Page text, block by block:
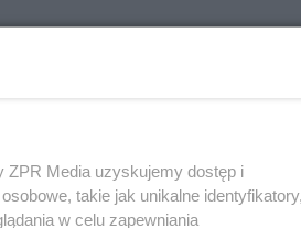
ZPR Media uzyskujemy dostęp i
takie jak unikalne identyfikatory,
w celu zapewniania